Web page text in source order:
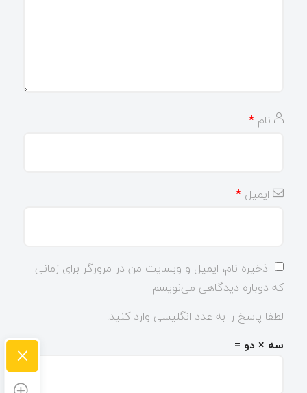
نام *
ایمیل *
ذخیره نام، ایمیل و وبسایت من در مرورگر برای زمانی
که دوباره دیدگاهی می‌نویسم.
لطفا پاسخ را به عدد انگلیسی وارد کنید:
سه × دو =
×